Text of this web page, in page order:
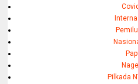
Pilkada